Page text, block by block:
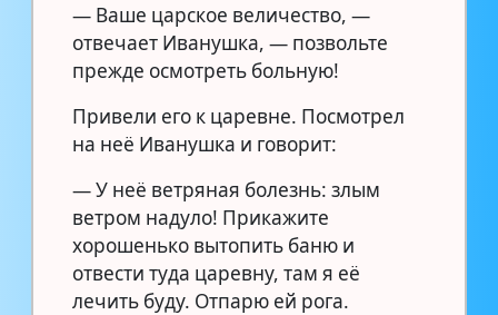
— Ваше царское величество, —
отвечает Иванушка, — позвольте
прежде осмотреть больную!
Привели его к царевне. Посмотрел
на неё Иванушка и говорит:
— У неё ветряная болезнь: злым
ветром надуло! Прикажите
хорошенько вытопить баню и
отвести туда царевну, там я её
лечить буду. Отпарю ей рога.